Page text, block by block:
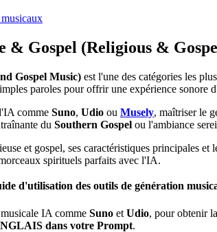
& Gospel (Religious &
Gospel Music) est l'une des catégories les
paroles pour offrir une expérience sonore
comme Suno, Udio ou Musely, maîtriser le
du Southern Gospel ou l'ambiance
et gospel, ses caractéristiques principales
spirituels parfaits avec l'IA.
d'utilisation des outils de génération
IA comme Suno et Udio, pour obtenir
dans votre Prompt.